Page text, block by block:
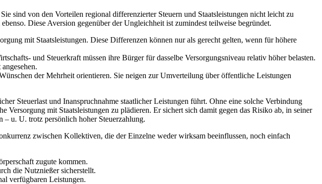
sind von den Vorteilen regional differenzierter Steuern und Staatsleistungen nicht leicht zu
Diese Aversion gegenüber der Ungleichheit ist zumindest teilweise begründet.
mit Staatsleistungen. Diese Differenzen können nur als gerecht gelten, wenn für höhere
und Steuerkraft müssen ihre Bürger für dasselbe Versorgungsniveau relativ höher belasten.
der Mehrheit orientieren. Sie neigen zur Umverteilung über öffentliche Leistungen
Steuerlast und Inanspruchnahme staatlicher Leistungen führt. Ohne eine solche Verbindung
mit Staatsleistungen zu plädieren. Er sichert sich damit gegen das Risiko ab, in seiner
– u. U. trotz persönlich hoher Steuerzahlung.
zwischen Kollektiven, die der Einzelne weder wirksam beeinflussen, noch einfach
zugute kommen.
die Nutznießer sicherstellt.
verfügbaren Leistungen.